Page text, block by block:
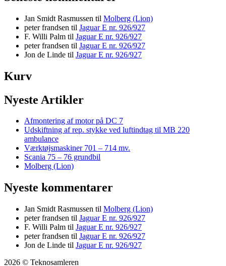
Jan Smidt Rasmussen til Molberg (Lion)
peter frandsen til Jaguar E nr. 926/927
F. Willi Palm til Jaguar E nr. 926/927
peter frandsen til Jaguar E nr. 926/927
Jon de Linde til Jaguar E nr. 926/927
Kurv
Nyeste Artikler
Afmontering af motor på DC 7
Udskiftning af rep. stykke ved luftindtag til MB 220
ambulance
Værktøjsmaskiner 701 – 714 mv.
Scania 75 – 76 grundbil
Molberg (Lion)
Nyeste kommentarer
Jan Smidt Rasmussen til Molberg (Lion)
peter frandsen til Jaguar E nr. 926/927
F. Willi Palm til Jaguar E nr. 926/927
peter frandsen til Jaguar E nr. 926/927
Jon de Linde til Jaguar E nr. 926/927
2026 © Teknosamleren